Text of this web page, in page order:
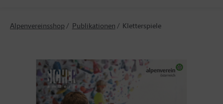
Alpenvereinsshop Publikationen Kletterspiele